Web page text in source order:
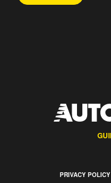
PRIVACY POLICY